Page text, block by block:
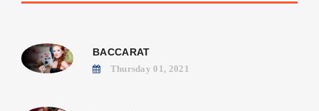
BACCARAT
Thursday 01, 2021